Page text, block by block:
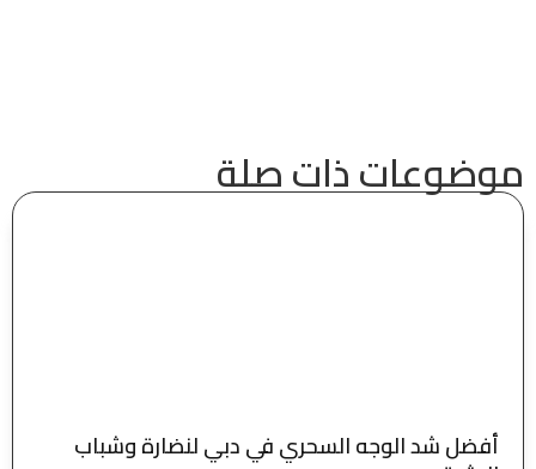
موضوعات ذات صلة
أفضل شد الوجه السحري في دبي لنضارة وشباب